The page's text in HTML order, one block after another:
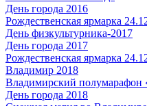
День города 2016
Рождественская ярмарка
День физкультурника-2017
День города 2017
Рождественская ярмарка
Владимир 2018
Владимирский полумарафон
День города 2018